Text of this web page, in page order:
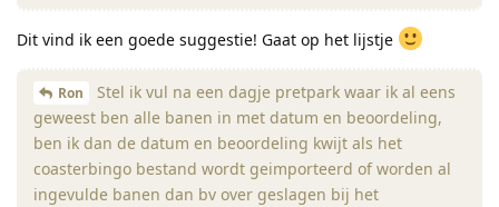
Dit vind ik een goede suggestie! Gaat op het lijstje
Ron
Stel ik vul na een dagje pretpark waar ik al eens
geweest ben alle banen in met datum en beoordeling,
ben ik dan de datum en beoordeling kwijt als het
coasterbingo bestand wordt geimporteerd of worden al
ingevulde banen dan bv over geslagen bij het